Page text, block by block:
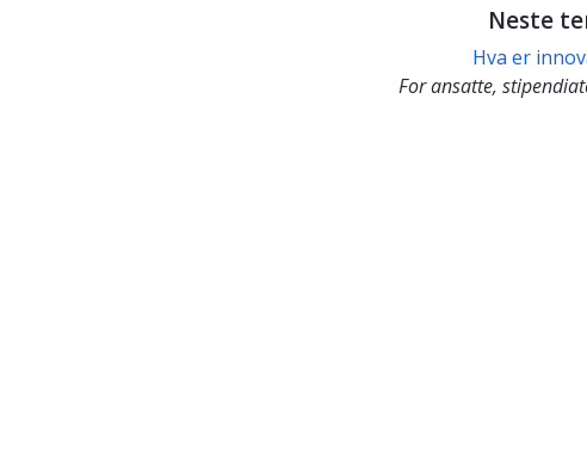
Neste
Hva er
For ansatte,